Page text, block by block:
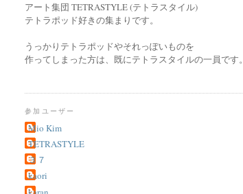
アート集団 TETRASTYLE (テトラスタイル)
テトラポッド好きの集まりです。
うっかりテトラポッドやそれっぽいものを
作ってしまった方は、既にテトラスタイルの一員です。
参加ユーザー
Mio Kim
TETRASTYLE
３７
kaori